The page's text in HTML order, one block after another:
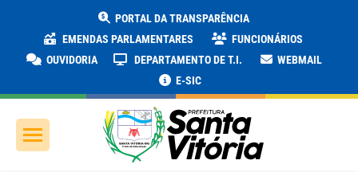
PORTAL DA TRANSPARÊNCIA
EMENDAS PARLAMENTARES
FUNCIONÁRIOS
OUVIDORIA
DEPARTAMENTO DE T.I.
WEBMAIL
E-SIC